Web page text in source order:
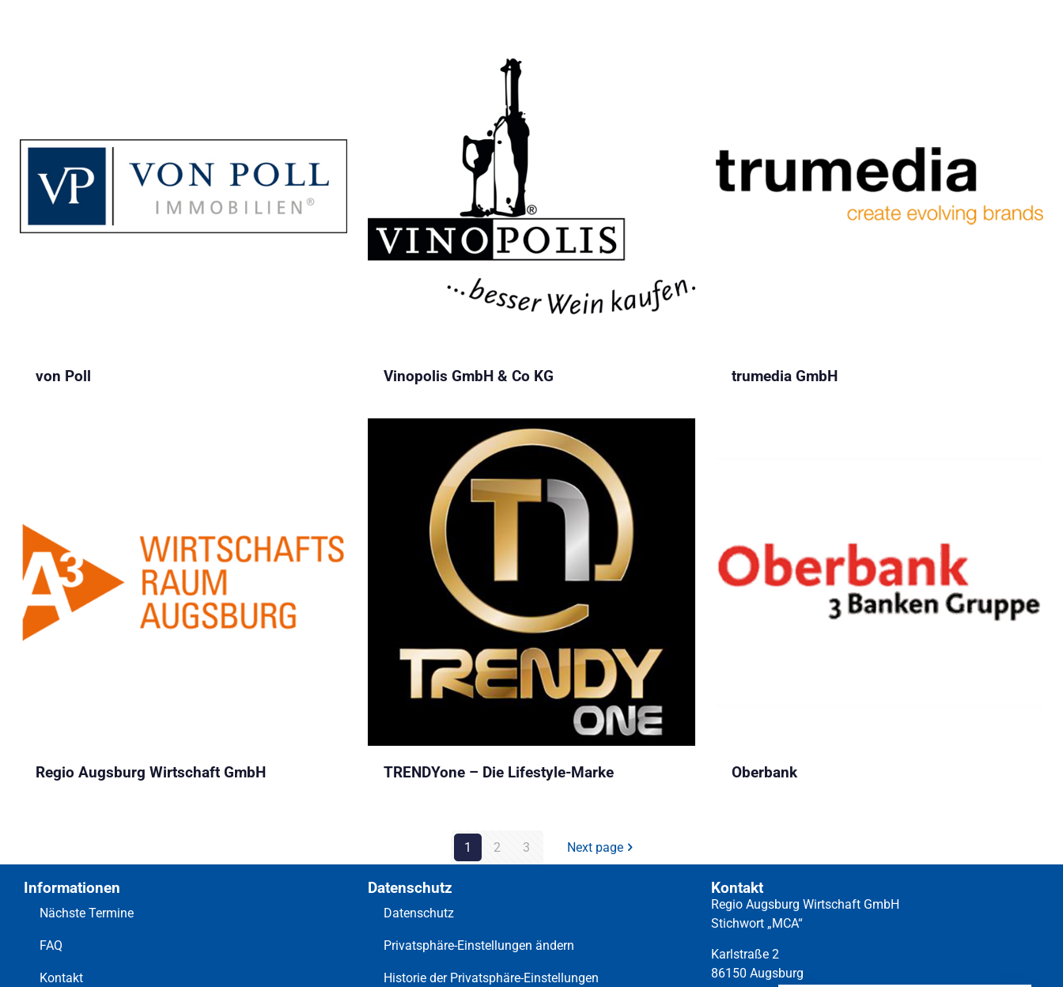
von Poll Vinopolis GmbH & Co KG trumedia GmbH
Regio Augsburg Wirtschaft GmbH TRENDYone – Die Lifestyle-Marke Oberbank
1 2 3 Next page
Informationen
Nächste Termine
FAQ
Kontakt
Datenschutz
Datenschutz
Privatsphäre-Einstellungen ändern
Historie der Privatsphäre-Einstellungen
Kontakt
Regio Augsburg Wirtschaft GmbH
Stichwort „MCA“
Karlstraße 2
86150 Augsburg